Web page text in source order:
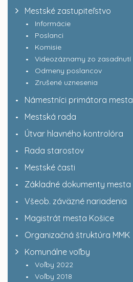
Mestské zastupiteľstvo
Informácie
Poslanci
Komisie
Videozáznamy zo zasadnutí
Odmeny poslancov
Zrušené uznesenia
Námestníci primátora mesta
Mestská rada
Útvar hlavného kontrolóra
Rada starostov
Mestské časti
Základné dokumenty mesta
Všeob. záväzné nariadenia
Magistrát mesta Košice
Organizačná štruktúra MMK
Komunálne voľby
Voľby 2022
Voľby 2018